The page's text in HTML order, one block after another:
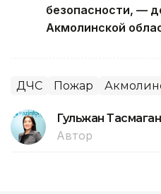
безопасности, —
Акмолинской
ДЧС Пожар
Гульжан
Автор